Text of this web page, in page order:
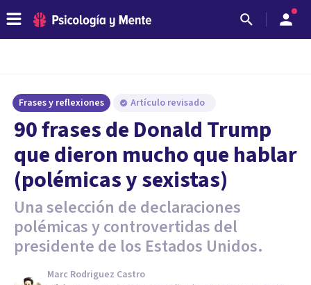
Frases y reflexiones Artículo revisado
90 frases de Donald Trump
que dieron mucho que hablar
(polémicas y sexistas)
Una selección de declaraciones
polémicas y controvertidas del
presidente de los Estados Unidos.
Marc Rodriguez Castro